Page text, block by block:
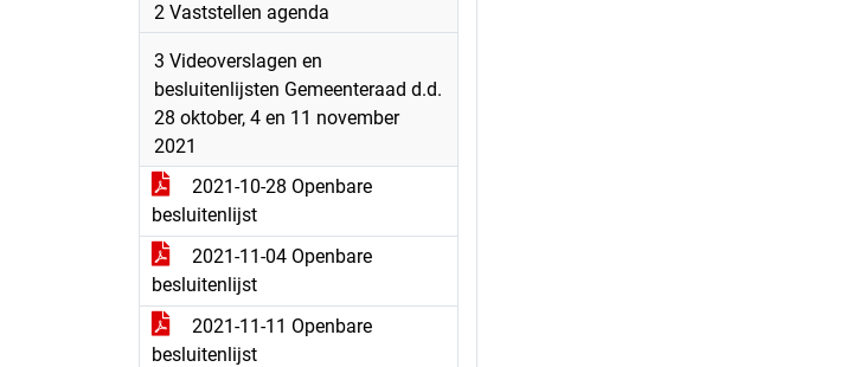
2 Vaststellen agenda
3 Videoverslagen en
besluitenlijsten Gemeenteraad d.d.
28 oktober, 4 en 11 november
2021
2021-10-28 Openbare
besluitenlijst
2021-11-04 Openbare
besluitenlijst
2021-11-11 Openbare
besluitenlijst